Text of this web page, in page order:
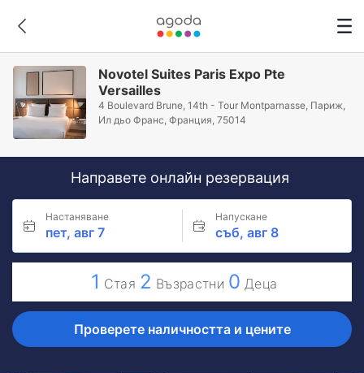
Novotel Suites Paris Expo Pte
Versailles
4 Boulevard Brune, 14th - Tour Montparnasse, Париж,
Ил дьо Франс, Франция, 75014
Направете онлайн резервация
Настаняване
пет, авг 7
Напускане
съб, авг 8
1 Стая 2 Възрастни 0 Деца
Проверете наличността и цените